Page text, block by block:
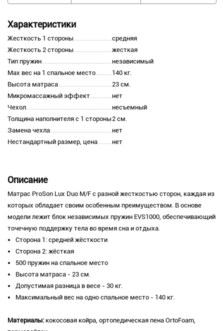
Характеристики
Жесткость 1 стороны
средняя
Жесткость 2 стороны
жесткая
Тип пружин
независимый
Max вес на 1 спальное место
140 кг.
Высота матраса
23 см.
Микромассажный эффект
нет
Чехол
несъемный
Толщина наполнителя с 1 стороны2 cм.
Замена чехла
нет
Нестандартный размер, цена
нет
Описание
Матрас ProSon Lux Duo M/F с разной жесткостью сторон, каждая из
которых обладает своим особенным преимуществом. В основе
модели лежит блок независимых пружин EVS1000, обеспечивающий
точечную поддержку тела во время сна и отдыха.
Сторона 1: средней жёсткости
Сторона 2: жёсткая
500 пружин на спальное место
Высота матраса - 23 см.
Допустимая разница в весе - 30 кг.
Максимальный вес на одно спальное место - 140 кг.
Материалы: кокосовая койра, ортопедическая пена OrtoFoam,